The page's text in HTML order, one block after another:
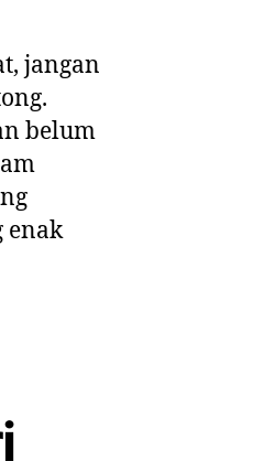
jangan
belum
enak